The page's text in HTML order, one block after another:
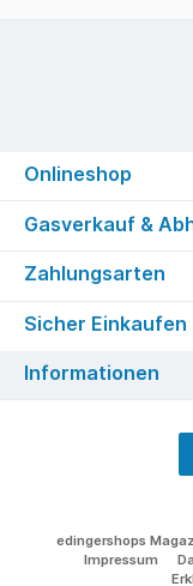
Onlineshop
Gasverkauf &
Zahlungsarten
Sicher Einkaufen
Informationen
edingershops
Impressum